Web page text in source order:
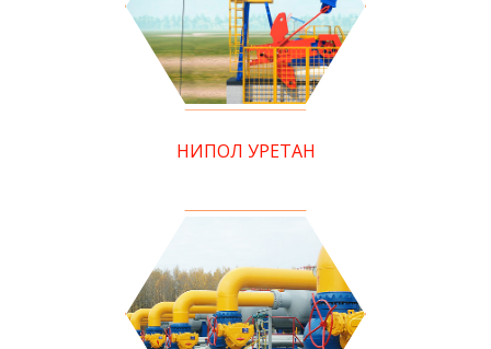
НИПОЛ УРЕТАН